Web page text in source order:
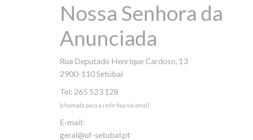
Nossa Senhora da
Anunciada
Rua Deputado Henrique Cardoso, 13
2900-110 Setúbal
Tel: 265 523 128
(chamada para a rede fixa nacional)
E-mail:
geral@uf-setubal.pt